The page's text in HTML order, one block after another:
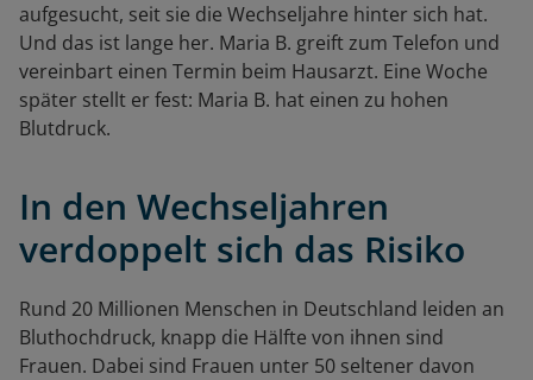
aufgesucht, seit sie die Wechseljahre hinter sich hat.
Und das ist lange her. Maria B. greift zum Telefon und
vereinbart einen Termin beim Hausarzt. Eine Woche
später stellt er fest: Maria B. hat einen zu hohen
Blutdruck.
In den Wechseljahren
verdoppelt sich das Risiko
Rund 20 Millionen Menschen in Deutschland leiden an
Bluthochdruck, knapp die Hälfte von ihnen sind
Frauen. Dabei sind Frauen unter 50 seltener davon